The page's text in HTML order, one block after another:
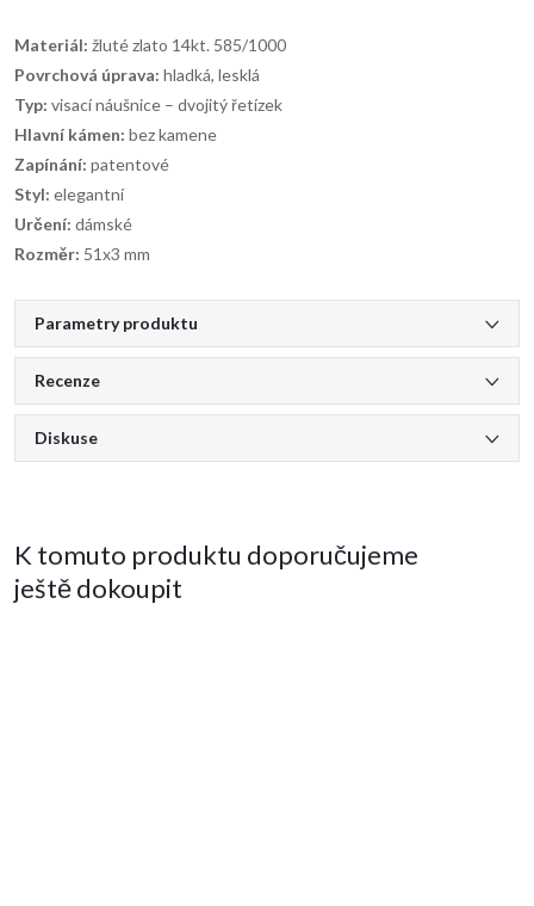
Materiál: žluté zlato 14kt. 585/1000
Povrchová úprava: hladká, lesklá
Typ: visací náušnice – dvojitý řetízek
Hlavní kámen: bez kamene
Zapínání: patentové
Styl: elegantní
Určení: dámské
Rozměr: 51x3 mm
Parametry produktu
Recenze
Diskuse
K tomuto produktu doporučujeme
ještě dokoupit